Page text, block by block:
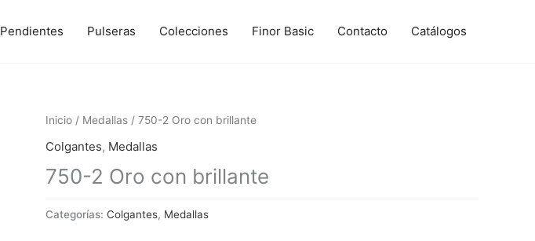
Pendientes Pulseras Colecciones Finor Basic Contacto Catálogos
Inicio / Medallas / 750-2 Oro con brillante
Colgantes, Medallas
750-2 Oro con brillante
Categorías: Colgantes, Medallas